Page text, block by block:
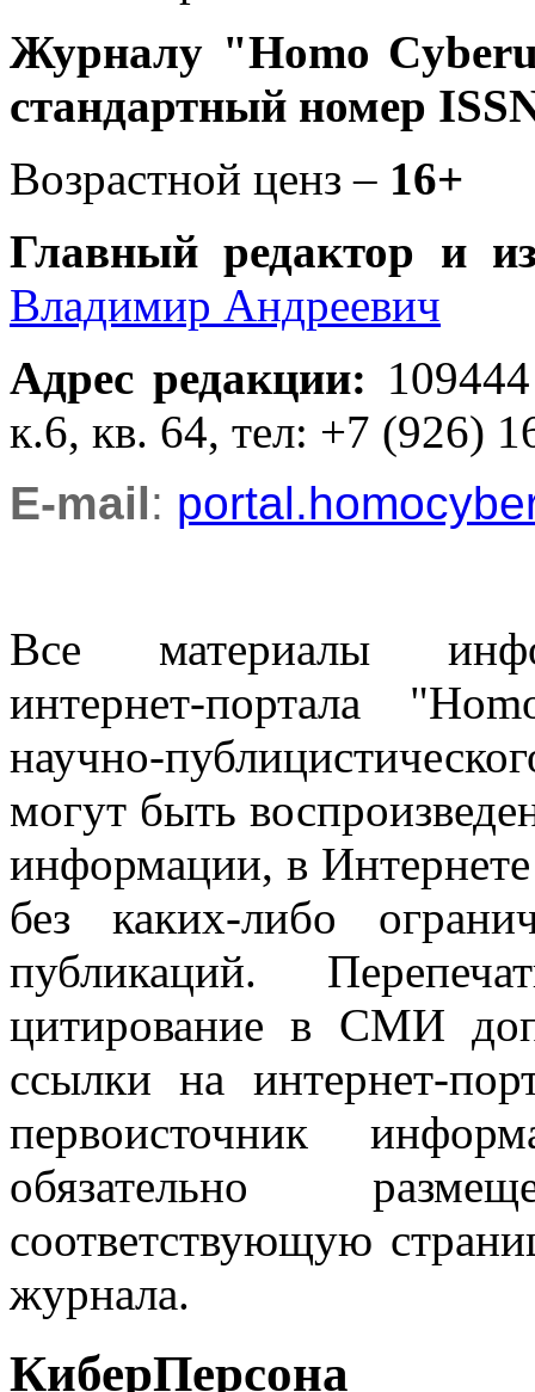
Журналу "Homo
стандартный номер
Возрастной ценз – 16+
Главный редактор и
Владимир Андреевич
Адрес редакции:
к.6, кв. 64, тел: +7 (926)
E-mail:
Все материалы
интернет-портала
научно-
могут быть
информации, в
без каких-либо
публикаций.
цитирование в СМИ
ссылки на интернет-
первоисточник
обязательно
соответствующую
журнала.
КиберПерсона